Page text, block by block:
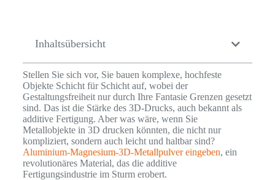
Inhaltsübersicht
Stellen Sie sich vor, Sie bauen komplexe, hochfeste
Objekte Schicht für Schicht auf, wobei der
Gestaltungsfreiheit nur durch Ihre Fantasie Grenzen gesetzt
sind. Das ist die Stärke des 3D-Drucks, auch bekannt als
additive Fertigung. Aber was wäre, wenn Sie
Metallobjekte in 3D drucken könnten, die nicht nur
kompliziert, sondern auch leicht und haltbar sind?
Aluminium-Magnesium-3D-Metallpulver eingeben, ein
revolutionäres Material, das die additive
Fertigungsindustrie im Sturm erobert.